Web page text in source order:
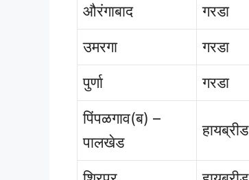
औरंगाबाद
गरडा
उमरगा
गरडा
पुर्णा
गरडा
पिंपळगाव(ब) –
पालखेड
हायब्रीड